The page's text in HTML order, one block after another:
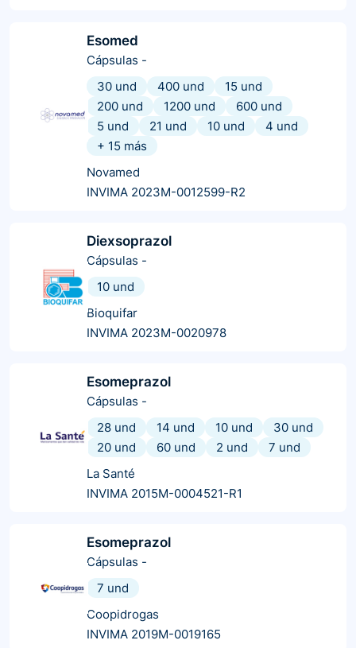
Esomed
Cápsulas -
30 und
400 und
15 und
200 und
1200 und
600 und
5 und
21 und 10 und
4 und
+ 15 más
Novamed
INVIMA 2023M-0012599-R2
Diexsoprazol
Cápsulas -
10 und
Bioquifar
INVIMA 2023M-0020978
Esomeprazol
Cápsulas -
28 und
14 und 10 und
30 und
20 und
60 und 2 und
7 und
La Santé
INVIMA 2015M-0004521-R1
Esomeprazol
Cápsulas -
7 und
Coopidrogas
INVIMA 2019M-0019165